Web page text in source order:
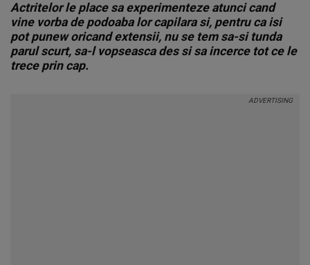
Actritelor le place sa experimenteze atunci cand
vine vorba de podoaba lor capilara si, pentru ca isi
pot punew oricand extensii, nu se tem sa-si tunda
parul scurt, sa-l vopseasca des si sa incerce tot ce le
trece prin cap.